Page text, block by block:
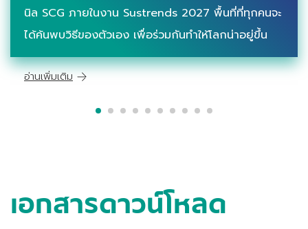
นิล SCG ภายในงาน Sustrends 2027 พื้นที่ที่ทุกคนจะ
ได้ค้นพบวิธีของตัวเอง เพื่อร่วมกันทำให้โลกน่าอยู่ขึ้น
อ่านเพิ่มเติม
เอกสารดาวน์โหลด